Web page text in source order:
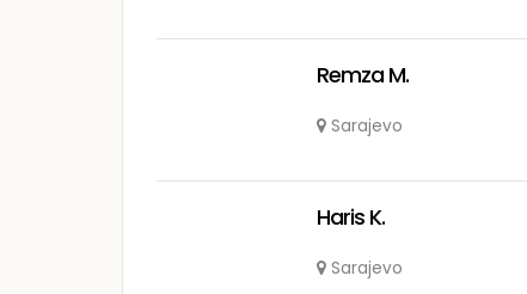
Remza M.
Sarajevo
Haris K.
Sarajevo